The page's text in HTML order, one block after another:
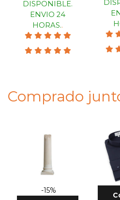
DISPONIBLE.
ENVIO 24
HORAS..
Comprado
-15%